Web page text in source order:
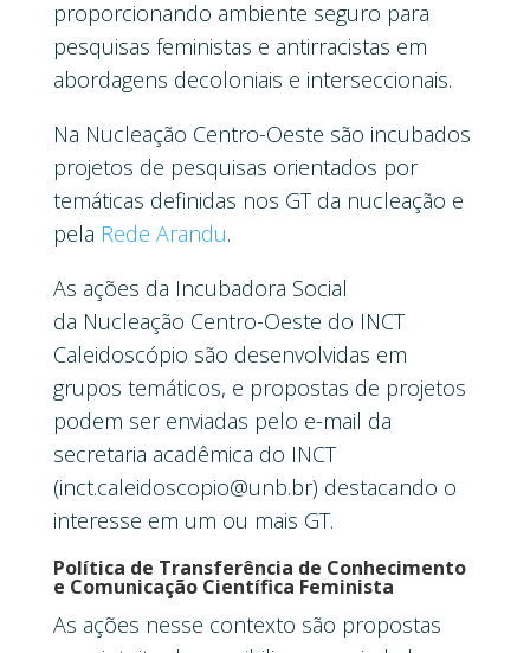
proporcionando ambiente seguro para
pesquisas feministas e antirracistas em
abordagens decoloniais e interseccionais.
Na Nucleação Centro-Oeste são incubados
projetos de pesquisas orientados por
temáticas definidas nos GT da nucleação e
pela Rede Arandu.
As ações da Incubadora Social
da Nucleação Centro-Oeste do INCT
Caleidoscópio são desenvolvidas em
grupos temáticos, e propostas de projetos
podem ser enviadas pelo e-mail da
secretaria acadêmica do INCT
(inct.caleidoscopio@unb.br) destacando o
interesse em um ou mais GT.
Política de Transferência de Conhecimento
e Comunicação Científica Feminista
As ações nesse contexto são propostas